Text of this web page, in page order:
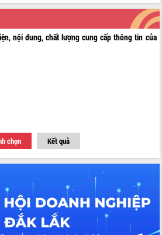
nội dung, chất lượng cung cấp thông tin của
chọn Kết quả